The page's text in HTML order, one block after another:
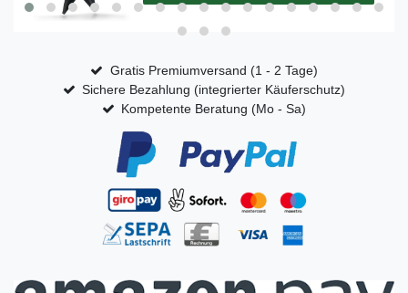
Gratis Premiumversand (1 - 2 Tage)
Sichere Bezahlung (integrierter Käuferschutz)
Kompetente Beratung (Mo - Sa)